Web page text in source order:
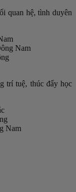
quan hệ, tình duyên
Nam
trí tuệ, thúc đẩy học
Nam